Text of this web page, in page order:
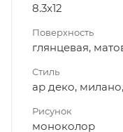
8.3x12
Поверхность
глянцевая,
Стиль
ар деко,
Рисунок
моноколор